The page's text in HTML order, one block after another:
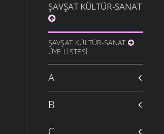
ŞAVŞAT KÜLTÜR-SANAT
ŞAVŞAT KÜLTÜR-SANAT
ÜYE LISTESI
A
B